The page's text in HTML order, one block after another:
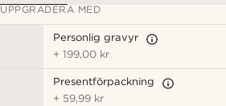
UPPGRADERA MED
Personlig gravyr
+199,00 kr
Presentförpackning
+ 59,99 kr